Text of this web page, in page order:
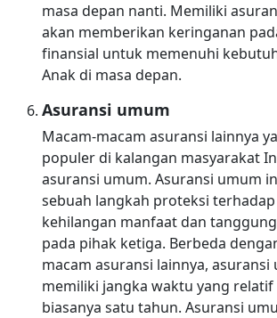
masa depan nanti. Memiliki
akan memberikan keringanan
finansial untuk memenuhi
Anak di masa depan.
Asuransi umum
Macam-macam asuransi lainnya
populer di kalangan masyarakat
asuransi umum. Asuransi umum
sebuah langkah proteksi
kehilangan manfaat dan
pada pihak ketiga. Berbeda
macam asuransi lainnya, asuransi
memiliki jangka waktu yang relatif
biasanya satu tahun. Asuransi